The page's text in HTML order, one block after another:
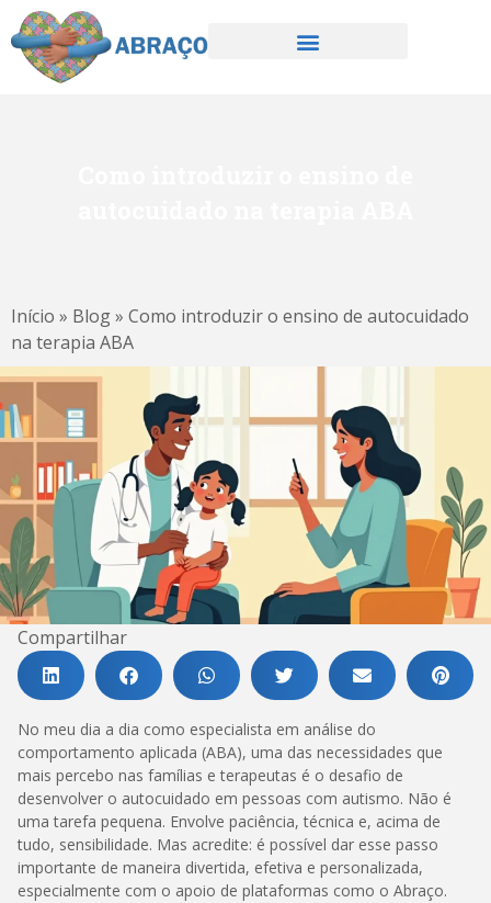
Início » Blog» Como introduzir o ensino de autocuidado
na terapia ABA
Compartilhar
No meu dia a dia como especialista em análise do
comportamento aplicada (ABA), uma das necessidades que
mais percebo nas famílias e terapeutas é o desafio de
desenvolver o autocuidado em pessoas com autismo. Não é
uma tarefa pequena. Envolve paciência, técnica e, acima de
tudo, sensibilidade. Mas acredite: é possível dar esse passo
importante de maneira divertida, efetiva e personalizada,
especialmente com o apoio de plataformas como o Abraço.